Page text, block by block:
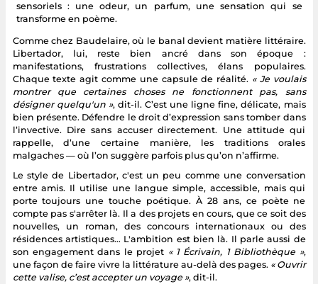
sensoriels : une odeur, un parfum, une sensation qui se
transforme en poème.
Comme chez Baudelaire, où le banal devient matière littéraire.
Libertador, lui, reste bien ancré dans son époque :
manifestations, frustrations collectives, élans populaires.
Chaque texte agit comme une capsule de réalité. « Je voulais
montrer que certaines choses ne fonctionnent pas, sans
désigner quelqu'un », dit-il. C’est une ligne fine, délicate, mais
bien présente. Défendre le droit d’expression sans tomber dans
l’invective. Dire sans accuser directement. Une attitude qui
rappelle, d’une certaine manière, les traditions orales
malgaches — où l’on suggère parfois plus qu’on n’affirme.
Le style de Libertador, c'est un peu comme une conversation
entre amis. Il utilise une langue simple, accessible, mais qui
porte toujours une touche poétique. À 28 ans, ce poète ne
compte pas s'arrêter là. Il a des projets en cours, que ce soit des
nouvelles, un roman, des concours internationaux ou des
résidences artistiques… L'ambition est bien là. Il parle aussi de
son engagement dans le projet « 1 Écrivain, 1 Bibliothèque »,
une façon de faire vivre la littérature au-delà des pages. « Ouvrir
cette valise, c’est accepter un voyage », dit-il.